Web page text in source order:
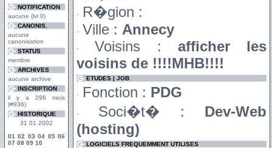
NOTIFICATION
aucune (lvl 0)
CANONIS.
aucune
canonisation
STATUS
membre
ARCHIVES
aucune archive
INSCRIPTION
il y a 298 mois
(#936)
HISTORIQUE
31 01 2002
01 02 03 04 05 06
07 08 09 10
R�gion :
Ville : Annecy
Voisins : afficher les
voisins de !!!!MHB!!!!
ETUDES | JOB
Fonction : PDG
Soci�t� : Dev-Web
(hosting)
LOGICIELS FREQUEMMENT UTILISES